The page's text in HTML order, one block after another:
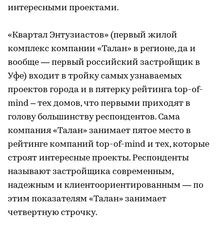
интересными проектами.
«Квартал Энтузиастов» (первый жилой
комплекс компании «Талан» в регионе, да и
вообще — первый российский застройщик в
Уфе) входит в тройку самых узнаваемых
проектов города и в пятерку рейтинга top-of-
mind – тех домов, что первыми приходят в
голову большинству респондентов. Сама
компания «Талан» занимает пятое место в
рейтинге компаний top-of-mind и тех, которые
строят интересные проекты. Респонденты
называют застройщика современным,
надежным и клиентоориентированным — по
этим показателям «Талан» занимает
четвертную строчку.